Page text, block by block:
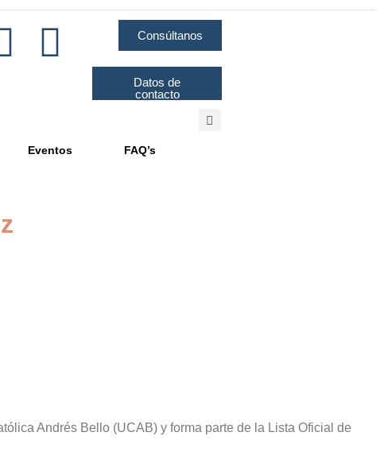
Consúltanos
Datos de
contacto
Eventos FAQ’s
Andrés Bello (UCAB) y forma parte de la Lista Oficial de